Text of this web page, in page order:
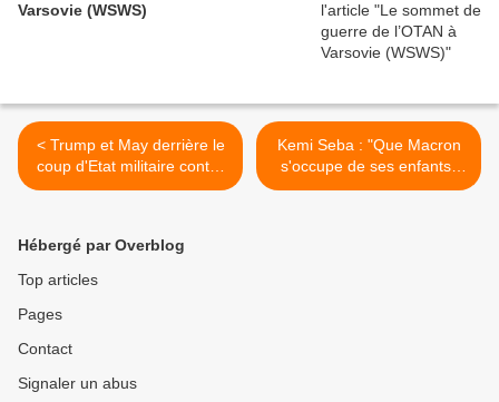
Varsovie (WSWS)
< Trump et May derrière le
coup d'Etat militaire contre
Mugabe ?
Kemi Seba : "Que Macron
s'occupe de ses enfants"
(Vidéo) >
Hébergé par Overblog
Top articles
Pages
Contact
Signaler un abus